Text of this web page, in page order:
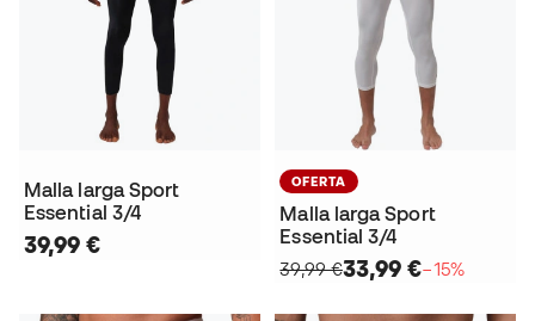
Malla larga Sport
Essential 3/4
39,99 €
OFERTA
Malla larga Sport
Essential 3/4
39,99 €33,99 €−15%